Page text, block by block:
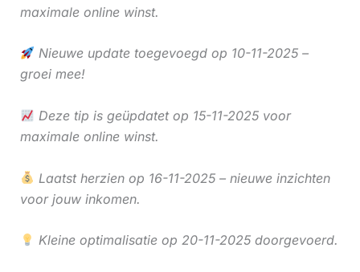
maximale online winst.
Nieuwe update toegevoegd op 10-11-2025 –
groei mee!
Deze tip is geüpdatet op 15-11-2025 voor
maximale online winst.
Laatst herzien op 16-11-2025 – nieuwe inzichten
voor jouw inkomen.
Kleine optimalisatie op 20-11-2025 doorgevoerd.